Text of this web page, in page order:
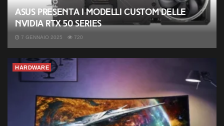
ASUS presenta i modelli custom delle
NVIDIA RTX 50 Series
7 GENNAIO 2025 720
HARDWARE